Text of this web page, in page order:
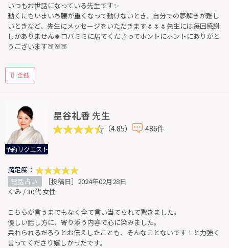
いつもお世話になっている先生です✨
動くにもいまいち腰が重くなって動けないとき、自分での夢解きが難し
いときなど、先生にメッセージをいただきます🌷🌷🌷先生には毎回感謝
しかありません🍀ロバミミに居てくださってホントにホントにありがと
うございます🍑🌸🍑
金銭
予約リクエスト
星谷礼香 先生
（4.85） 486件
満足度：
電話占い
［投稿日］2024年02月28日
くみ / 30代 女性
こちらが言うまでもなく全て言い当てられて驚きました。
優しい話し方に、寄り添う内容で心に染みました。
呆れられるだろうとお伝えしたことも、そんなことないです！と力強く
言ってくださり嬉しかったです。